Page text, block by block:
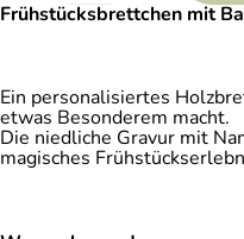
Frühstücksbrettchen mit
Ein personalisiertes
etwas Besonderem macht.
Die niedliche Gravur mit
magisches